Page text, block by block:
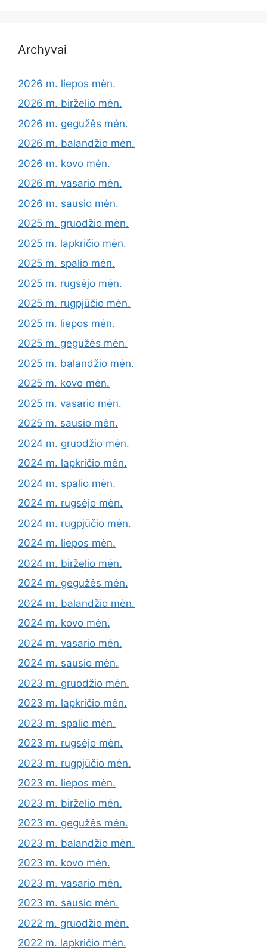
Archyvai
2026 m. liepos mėn.
2026 m. birželio mėn.
2026 m. gegužės mėn.
2026 m. balandžio mėn.
2026 m. kovo mėn.
2026 m. vasario mėn.
2026 m. sausio mėn.
2025 m. gruodžio mėn.
2025 m. lapkričio mėn.
2025 m. spalio mėn.
2025 m. rugsėjo mėn.
2025 m. rugpjūčio mėn.
2025 m. liepos mėn.
2025 m. gegužės mėn.
2025 m. balandžio mėn.
2025 m. kovo mėn.
2025 m. vasario mėn.
2025 m. sausio mėn.
2024 m. gruodžio mėn.
2024 m. lapkričio mėn.
2024 m. spalio mėn.
2024 m. rugsėjo mėn.
2024 m. rugpjūčio mėn.
2024 m. liepos mėn.
2024 m. birželio mėn.
2024 m. gegužės mėn.
2024 m. balandžio mėn.
2024 m. kovo mėn.
2024 m. vasario mėn.
2024 m. sausio mėn.
2023 m. gruodžio mėn.
2023 m. lapkričio mėn.
2023 m. spalio mėn.
2023 m. rugsėjo mėn.
2023 m. rugpjūčio mėn.
2023 m. liepos mėn.
2023 m. birželio mėn.
2023 m. gegužės mėn.
2023 m. balandžio mėn.
2023 m. kovo mėn.
2023 m. vasario mėn.
2023 m. sausio mėn.
2022 m. gruodžio mėn.
2022 m. lapkričio mėn.